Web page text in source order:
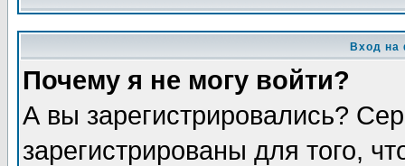
Вход на
Почему я не могу войти?
А вы зарегистрировались?
зарегистрированы для того,